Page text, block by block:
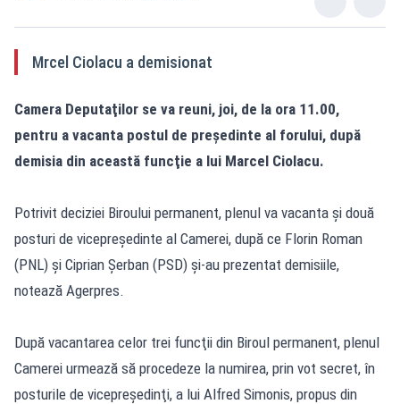
Mrcel Ciolacu a demisionat
Camera Deputaţilor se va reuni, joi, de la ora 11.00,
pentru a vacanta postul de preşedinte al forului, după
demisia din această funcţie a lui Marcel Ciolacu.
Potrivit deciziei Biroului permanent, plenul va vacanta şi două
posturi de vicepreşedinte al Camerei, după ce Florin Roman
(PNL) şi Ciprian Şerban (PSD) şi-au prezentat demisiile,
notează Agerpres.
După vacantarea celor trei funcţii din Biroul permanent, plenul
Camerei urmează să procedeze la numirea, prin vot secret, în
posturile de vicepreşedinţi, a lui Alfred Simonis, propus din